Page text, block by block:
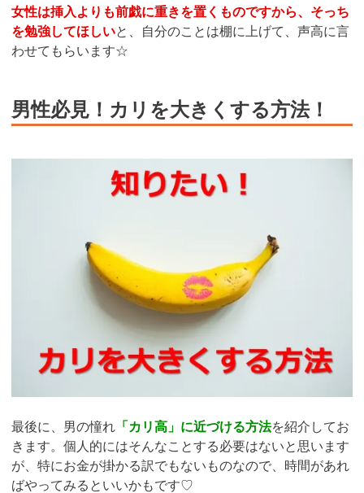
女性は挿入よりも前戯に重きを置くものですから、そっち
を勉強してほしいと、自分のことは棚に上げて、声高に言
わせてもらいます☆
男性必見！カリを大きくする方法！
最後に、男の憧れ 「カリ高」に近づける方法を紹介してお
きます。個人的にはそんなことする必要はないと思います
が、特にお金が掛かる訳でもないものなので、時間があれ
ばやってみるといいかもです♡